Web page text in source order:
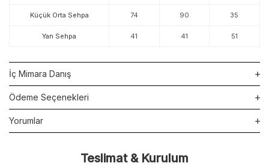
Küçük Orta Sehpa 74 90 35
Yan Sehpa 41 41 51
İç Mimara Danış
Ödeme Seçenekleri
Yorumlar
Teslimat & Kurulum